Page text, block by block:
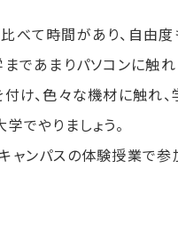
て時間があり、自由度
まであまりパソコンに触
付け、色々な機材に触れ
でやりましょう。
ャンパスの体験授業で参